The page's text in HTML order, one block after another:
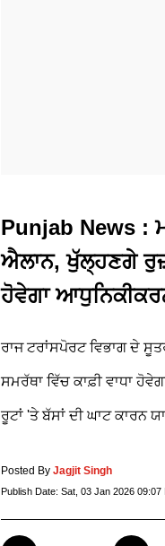
Punjab News :
ਐਲਾਨ, ਖੁੱਲ੍ਹਣਗੇ
ਹੋਵੇਗਾ
ਰਾਜ ਟਰਾਂਸਪੋਰਟ ਵਿਭਾਗ ਦੇ
ਸਮਰੱਥਾ ਵਿੱਚ ਕਾਫ਼ੀ ਵਾਧਾ
ਰੂਟਾਂ 'ਤੇ ਬੱਸਾਂ ਦੀ ਘਾਟ ਕਾਰਨ
Posted By Jagjit Singh
Publish Date: Sat, 03 Jan 2026 09:07